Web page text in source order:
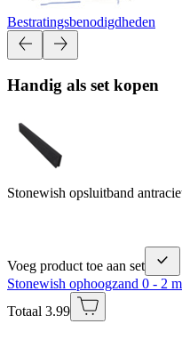
Bestratingsbenodigdheden
Handig als set kopen
Stonewish opsluitband
Voeg product toe aan set
Stonewish ophoogzand 0 - 2
Totaal 3.99